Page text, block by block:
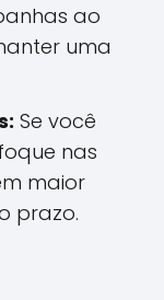
ao
uma
Se você
nas
maior
prazo.